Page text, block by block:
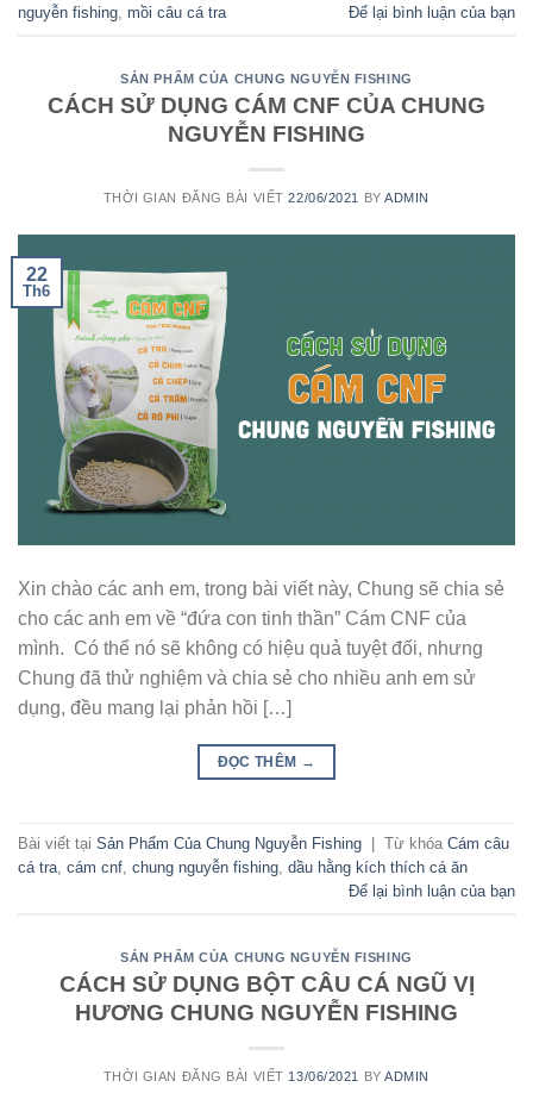
nguyễn fishing mồi câu cá tra Để lại bình luận của bạn
SẢN PHẨM CỦA CHUNG NGUYỄN FISHING
CÁCH SỬ DỤNG CÁM CNF CỦA CHUNG
NGUYỄN FISHING
THỜI GIAN ĐĂNG BÀI VIẾT22/06/2021 BYADMIN
22
Th6
Xin chào các anh em, trong bài viết này, Chung sẽ chia sẻ
cho các anh em về “đứa con tinh thần” Cám CNF của
mình. Có thể nó sẽ không có hiệu quả tuyệt đối, nhưng
Chung đã thử nghiệm và chia sẻ cho nhiều anh em sử
dụng, đều mang lại phản hồi […]
ĐỌC THÊM →
Bài viết tại Sản Phẩm Của Chung Nguyễn Fishing Từ khóa Cám câu
cá tra cám cnf chung nguyễn fishing dầu hằng kích thích cá ăn
Để lại bình luận của bạn
SẢN PHẨM CỦA CHUNG NGUYỄN FISHING
CÁCH SỬ DỤNG BỘT CÂU CÁ NGŨ VỊ
HƯƠNG CHUNG NGUYỄN FISHING
THỜI GIAN ĐĂNG BÀI VIẾT 13/06/2021 BYADMIN